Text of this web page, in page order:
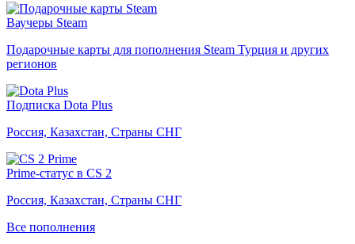
Ваучеры Steam
Подарочные карты для пополнения Steam Турция и других
регионов
Подписка Dota Plus
Россия, Казахстан, Страны СНГ
Prime-статус в CS 2
Россия, Казахстан, Страны СНГ
Все пополнения